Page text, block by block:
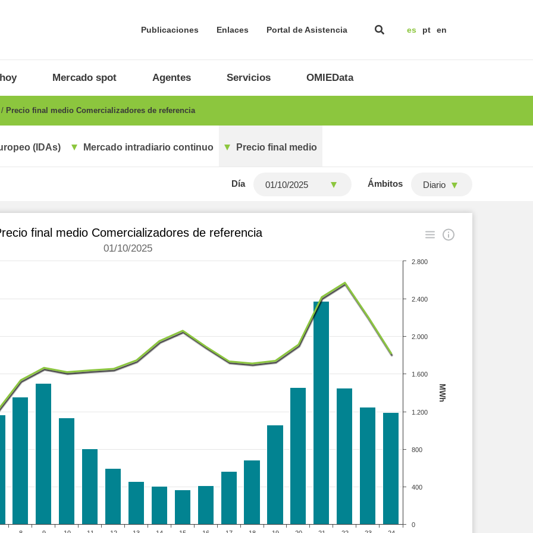
Publicaciones Enlaces Portal de Asistencia es pt en
Mercado spot Agentes Servicios OMIEData
Precio final medio Comercializadores de referencia
(IDAs) Mercado intradiario continuo Precio final medio
Día Ámbitos Diario
MWh
final medio Comercializadores de referencia
01/10/2025
0
400
800
1.200
1.600
2.000
2.400
2.800